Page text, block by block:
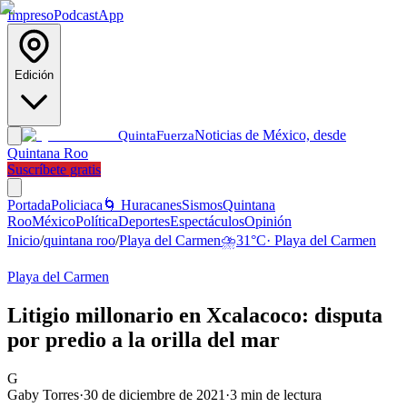
ImpresoPodcastApp
Edición
QuintaFuerzaNoticias de México, desde
Quintana Roo
Suscríbete gratis
PortadaPoliciaca 🌀 HuracanesSismosQuintana
RooMéxicoPolíticaDeportesEspectáculosOpinión
Inicio/quintana roo/Playa del Carmen⛈️31°C· Playa del Carmen
Playa del Carmen
Litigio millonario en Xcalacoco: disputa
por predio a la orilla del mar
G
Gaby Torres·30 de diciembre de 2021 ·3 min de lectura